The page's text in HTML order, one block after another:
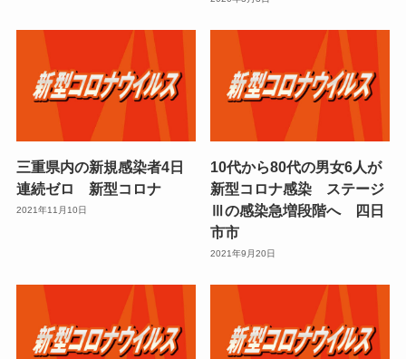
三重県内の新規感染者4日
連続ゼロ 新型コロナ
2021年11月10日
10代から80代の男女6人が
新型コロナ感染 ステージ
Ⅲの感染急増段階へ 四日
市市
2021年9月20日